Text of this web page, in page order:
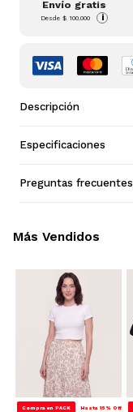
Envío gratis
Desde$ 100.000 i
Descripción
Especificaciones
Preguntas frecuentes
Compra en PACK Hasta 15% Off
Más Vendidos